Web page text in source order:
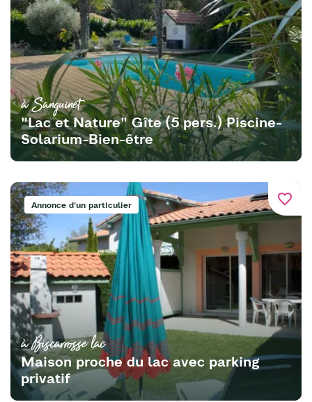
à Sanguinet
"Lac et Nature" Gîte (5 pers.) Piscine-
Solarium-Bien-être
favorite_border
Annonce d'un particulier
à Biscarrosse lac
Maison proche du lac avec parking
privatif